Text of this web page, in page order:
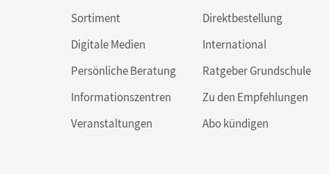
Sortiment
Digitale Medien
Persönliche Beratung
Informationszentren
Veranstaltungen
Direktbestellung
International
Ratgeber Grundschule
Zu den Empfehlungen
Abo kündigen